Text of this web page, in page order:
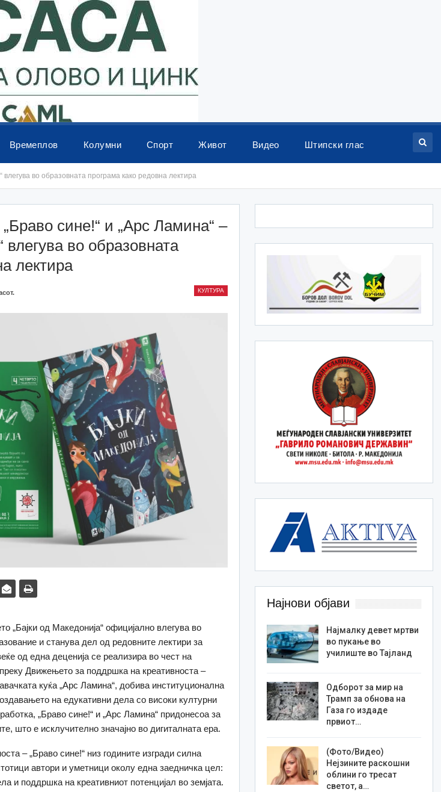
Времеплов Колумни Спорт Живот Видео Штипски глас
во образовната програма како редовна лектира
сине!“ и „Арс Ламина“ –
влегува во образовната
лектира
КУЛТУРА
„Бајки од Македонија“ официјално влегува во
и станува дел од редовните лектири за
од една деценија се реализира во чест на
Движењето за поддршка на креативноста –
куќа „Арс Ламина“, добива институционална
на едукативни дела со високи културни
„Браво сине!“ и „Арс Ламина“ придонесоа за
што е исклучително значајно во дигиталната ера.
– „Браво сине!“ низ годините изгради силна
автори и уметници околу една заедничка цел:
и поддршка на креативниот потенцијал во земјата.
Најнови објави
Најмалку девет мртви
во пукање во
училиште во Тајланд
Одборот за мир на
Трамп за обнова на
Газа го издаде
првиот…
(Фото/Видео)
Нејзините раскошни
облини го тресат
светот, а…